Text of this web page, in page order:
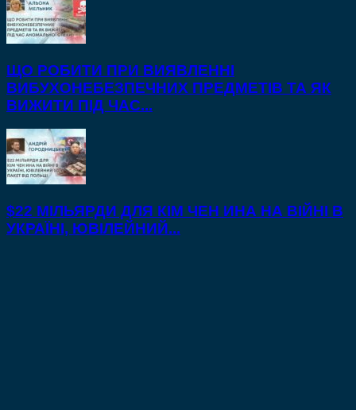
ЩО РОБИТИ ПРИ ВИЯВЛЕННІ
ВИБУХОНЕБЕЗПЕЧНИХ ПРЕДМЕТІВ ТА ЯК
ВИЖИТИ ПІД ЧАС...
$22 МІЛЬЯРДИ ДЛЯ КІМ ЧЕН ИНА НА ВІЙНІ В
УКРАЇНІ, ЮВІЛЕЙНИЙ...